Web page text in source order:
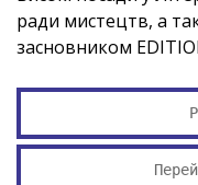
ради мистецтв, а
засновником